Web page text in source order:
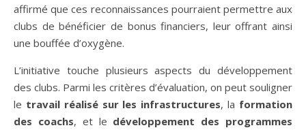
affirmé que ces reconnaissances pourraient permettre aux
clubs de bénéficier de bonus financiers, leur offrant ainsi
une bouffée d’oxygène.
L’initiative touche plusieurs aspects du développement
des clubs. Parmi les critères d’évaluation, on peut souligner
le travail réalisé sur les infrastructures, la formation
des coachs, et le développement des programmes